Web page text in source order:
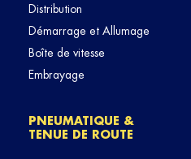
Distribution
Démarrage et Allumage
Boîte de vitesse
Embrayage
PNEUMATIQUE &
TENUE DE ROUTE